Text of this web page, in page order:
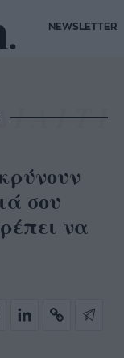
NEWSLETTER
σου
να